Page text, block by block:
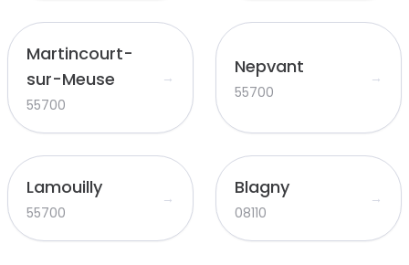
Martincourt-
sur-Meuse
55700
→ Nepvant
55700
→
Lamouilly
55700
→ Blagny
08110
→